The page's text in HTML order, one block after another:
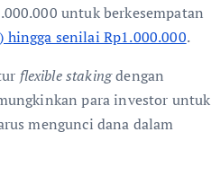
untuk berkesempatan
hingga senilai Rp1.000.000.
flexible stakingdengan
para investor untuk
mengunci dana dalam